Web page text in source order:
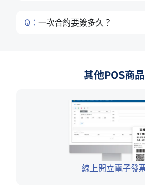
Q： 一次合約要簽多久？
其他POS商品